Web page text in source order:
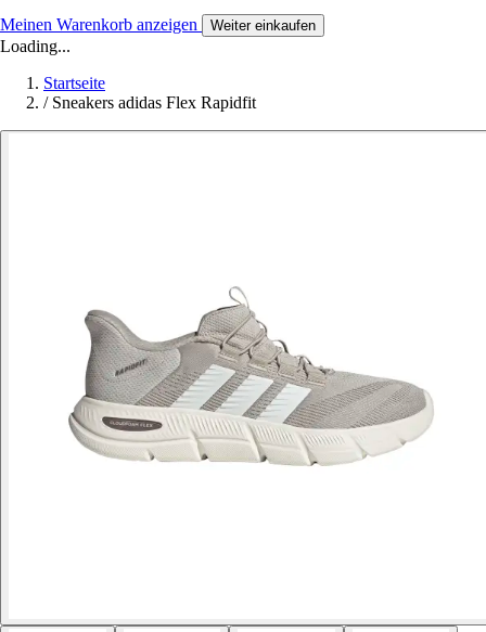
Meinen Warenkorb anzeigen Weiter einkaufen
Loading...
Startseite
/ Sneakers adidas Flex Rapidfit